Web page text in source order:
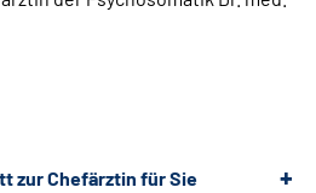
zur Chefärztin für Sie